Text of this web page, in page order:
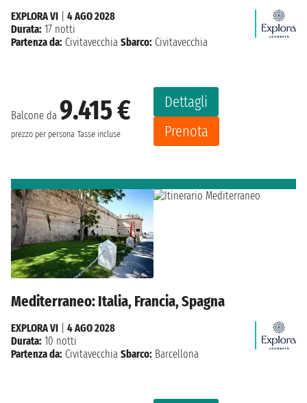
Balcone da 9.415 €
prezzo per persona Tasse incluse
Dettagli
Prenota
EXPLORA VI
4 AGO 2028
Durata: 17 notti
Partenza da: Civitavecchia Sbarco: Civitavecchia
Mediterraneo: Italia, Francia, Spagna
EXPLORA VI
4 AGO 2028
Durata: 10 notti
Partenza da: Civitavecchia Sbarco: Barcellona